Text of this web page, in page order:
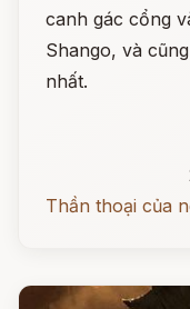
canh gác cổng
Shango, và
nhất.
Thần thoại của